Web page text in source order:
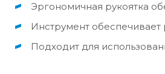
Эргономичная рукоятка
Инструмент
Подходит для